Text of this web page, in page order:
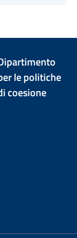
le politiche
coesione